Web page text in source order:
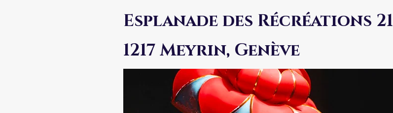
Esplanade des Récréations 21
1217 Meyrin, Genève